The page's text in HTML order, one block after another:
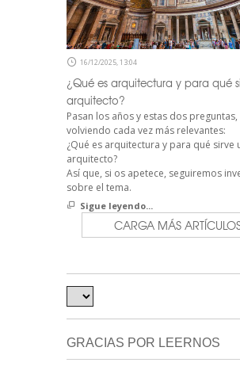
16/12/2025, 13:04
¿Qué es arquitectura y para qué
arquitecto?
Pasan los años y estas dos preguntas,
volviendo cada vez más relevantes:
¿Qué es arquitectura y para qué sirve
arquitecto?
Así que, si os apetece, seguiremos
sobre el tema.
Sigue leyendo...
CARGA MÁS
GRACIAS POR LEERNOS